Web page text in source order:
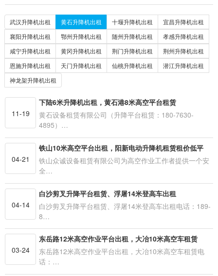
武汉升降机出租 黄石升降机出租 十堰升降机出租
宜昌升降机出租
襄阳升降机出租
鄂州升降机出租 随州升降机出租
孝感升降机出租
咸宁升降机出租
黄冈升降机出租 荆门升降机出租
荆州升降机出租
恩施升降机出租
天门升降机出租 仙桃升降机出租
潜江升降机出租
神龙架升降机出租
11-19
下陆6米升降机出租，黄石港8米高空平台租赁
黄石设备租赁有限公司（升降平台租赁：180-7630-
4895）…
04-21
铁山10米高空平台出租，阳新电动升降机租赁租价低平
铁山众诚设备租赁有限公司为高空作业工作者提供一个安
全…
04-14
白沙剪叉升降平台租赁、浮屠14米登高车出租
白沙剪叉升降平台租赁、浮屠14米登高车出租电话：189-
8…
03-24
东岳路12米高空作业平台出租，大冶10米高空车租赁
东岳路12米高空作业平台出租，大冶10米高空车租赁电
话：…